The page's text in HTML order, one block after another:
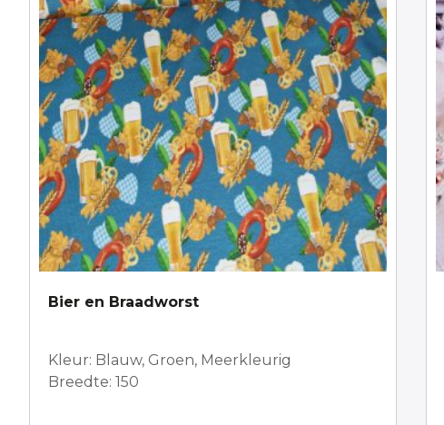
Bier en Braadworst
Kleur: Blauw, Groen, Meerkleurig
Breedte: 150